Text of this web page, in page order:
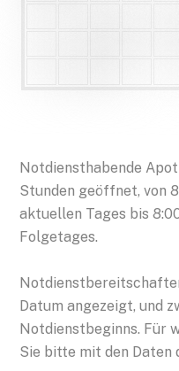
Notdiensthabende
Stunden geöffnet, von
aktuellen Tages bis
Folgetages.
Datum angezeigt, und
Notdienstbeginns. Für
Sie bitte mit den Daten